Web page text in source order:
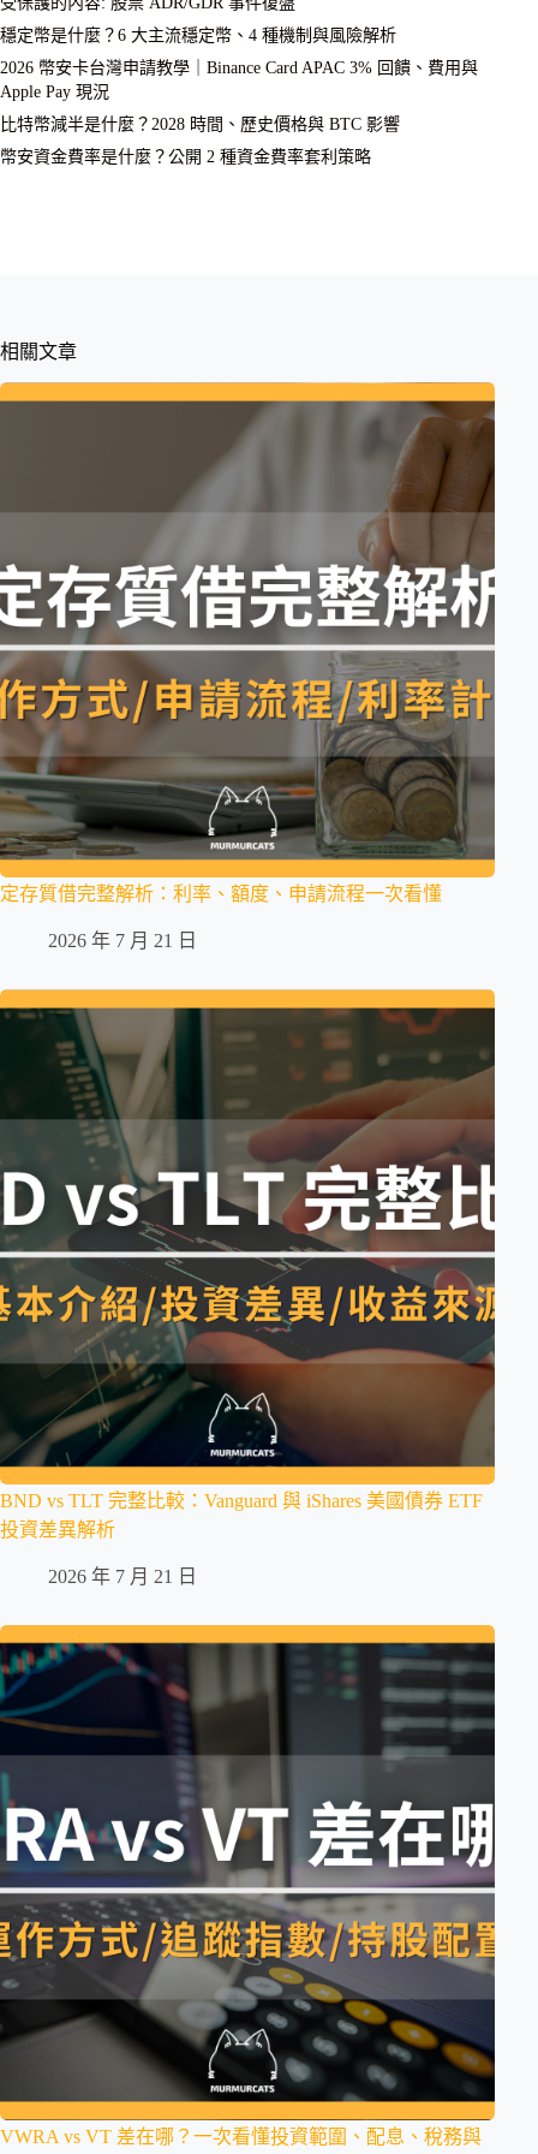
穩定幣是什麼？6 大主流穩定幣、4 種機制與風險解析
2026 幣安卡台灣申請教學｜Binance Card APAC 3% 回饋、費用與
Apple Pay 現況
比特幣減半是什麼？2028 時間、歷史價格與 BTC 影響
幣安資金費率是什麼？公開 2 種資金費率套利策略
相關文章
定存質借完整解析：利率、額度、申請流程一次看懂
2026 年 7 月 21 日
BND vs TLT 完整比較：Vanguard 與 iShares 美國債券 ETF
投資差異解析
2026 年 7 月 21 日
VWRA vs VT 差在哪？一次看懂投資範圍、配息、稅務與